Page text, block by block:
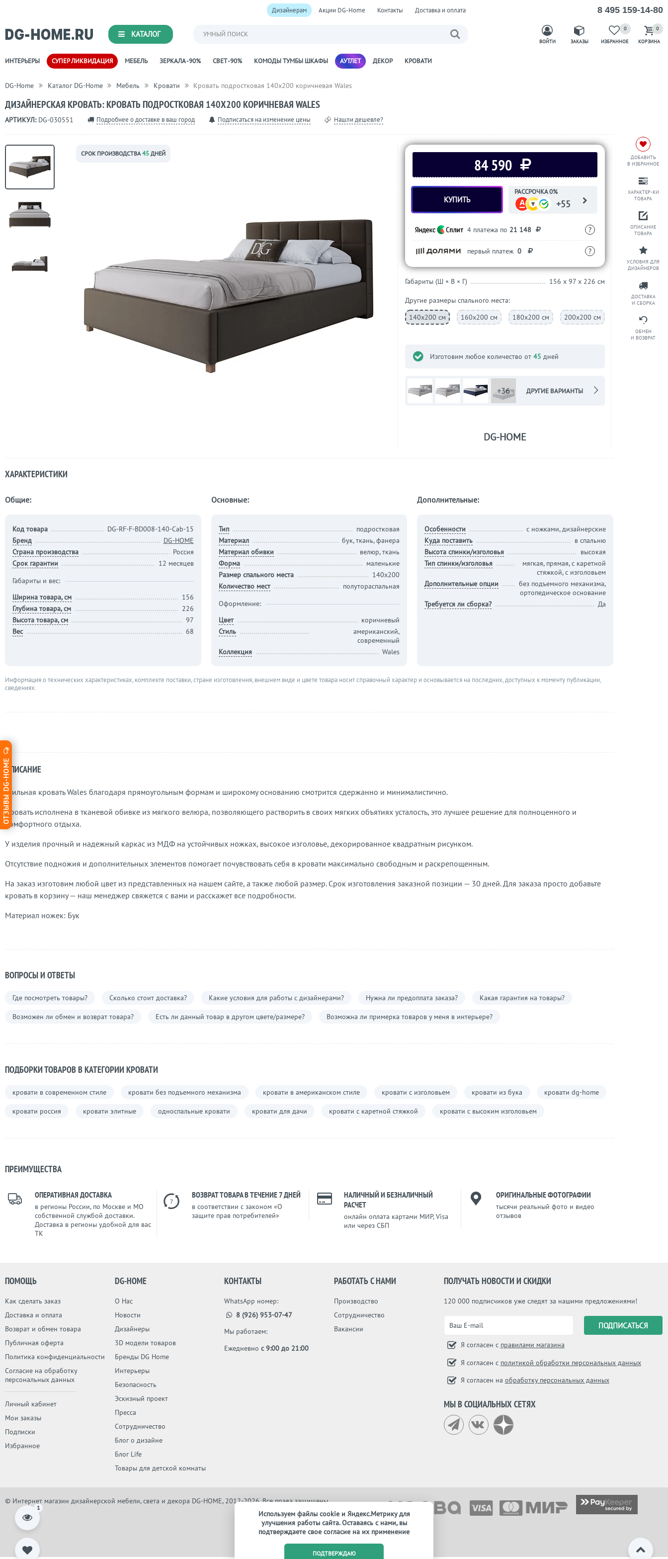
ОТЗЫВЫ DG-HOME
Дизайнерам Акции DG-Home Контакты Доставка и оплата 8 495 159-14-80
КАТАЛОГ УМНЫЙ ПОИСК
ВОЙТИ ЗАКАЗЫ ИЗБРАННОЕ
0
КОРЗИНА
0
ИНТЕРЬЕРЫ СУПЕР ЛИКВИДАЦИЯ МЕБЕЛЬ ЗЕРКАЛА -90% СВЕТ -90% КОМОДЫ ТУМБЫ ШКАФЫ АУТЛЕТ ДЕКОР КРОВАТИ
DG-Home Каталог DG-Home Мебель Кровати Кровать подростковая 140х200 коричневая Wales
ДИЗАЙНЕРСКАЯ КРОВАТЬ: КРОВАТЬ ПОДРОСТКОВАЯ 140Х200 КОРИЧНЕВАЯ WALES
АРТИКУЛ: DG-030551 Подробнее о доставке в ваш город Подписаться на изменение цены Нашли дешевле?
СРОК ПРОИЗВОДСТВА45 ДНЕЙ
ДОБАВИТЬ
В ИЗБРАННОЕ
ХАРАКТЕР-КИ
ТОВАРА
ОПИСАНИЕ
ТОВАРА
УСЛОВИЯ ДЛЯ
ДИЗАЙНЕРОВ
ДОСТАВКА
И СБОРКА
ОБМЕН
И ВОЗВРАТ
84 590
КУПИТЬ
РАССРОЧКА 0%
+55
4 платежа по 21 148 ?
первый платеж 0 ?
Габариты (Ш × В × Г) 156 x 97 x 226 см
Другие размеры спального места:
140х200 см
160х200 см 180х200 см 200х200 см
Изготовим любое количество от 45 дней
+36 ДРУГИЕ ВАРИАНТЫ
DG-HOME
ОПИСАНИЕ
Стильная кровать Wales благодаря прямоугольным формам и широкому основанию смотрится сдержанно и минималистично.
Кровать исполнена в тканевой обивке из мягкого велюра, позволяющего растворить в своих мягких объятиях усталость, это лучшее решение для полноценного и
комфортного отдыха.
У изделия прочный и надежный каркас из МДФ на устойчивых ножках, высокое изголовье, декорированное квадратным рисунком.
Отсутствие подножия и дополнительных элементов помогает почувствовать себя в кровати максимально свободным и раскрепощенным.
На заказ изготовим любой цвет из представленных на нашем сайте, а также любой размер. Срок изготовления заказной позиции — 30 дней. Для заказа просто добавьте
кровать в корзину — наш менеджер свяжется с вами и расскажет все подробности.
Материал ножек: Бук
ВОПРОСЫ И ОТВЕТЫ
Где посмотреть товары? Сколько стоит доставка? Какие условия для работы с дизайнерами? Нужна ли предоплата заказа? Какая гарантия на товары?
Возможен ли обмен и возврат товара? Есть ли данный товар в другом цвете/размере? Возможна ли примерка товаров у меня в интерьере?
ПОДБОРКИ ТОВАРОВ В КАТЕГОРИИ КРОВАТИ
кровати в современном стиле кровати без подъемного механизма кровати в американском стиле кровати с изголовьем кровати из бука кровати dg-home
кровати россия кровати элитные односпальные кровати кровати для дачи кровати с каретной стяжкой кровати с высоким изголовьем
ПРЕИМУЩЕСТВА
ОПЕРАТИВНАЯ ДОСТАВКА
в регионы России, по Москве и МО
собственной службой доставки.
Доставка в регионы удобной для вас
ТК
7
ВОЗВРАТ ТОВАРА В ТЕЧЕНИЕ 7 ДНЕЙ
в соответствии с законом «О
защите прав потребителей»
НАЛИЧНЫЙ И БЕЗНАЛИЧНЫЙ
РАСЧЕТ
онлайн оплата картами МИР, Visa
или через СБП
ОРИГИНАЛЬНЫЕ ФОТОГРАФИИ
тысячи реальный фото и видео
отзывов
ХАРАКТЕРИСТИКИ
Общие:
Код товара
DG-RF-F-BD008-140-Cab-15
Бренд
DG-HOME
Страна производства
Россия
Срок гарантии
12 месяцев
Габариты и вес:
Ширина товара, см
156
Глубина товара, см
226
Высота товара, см
97
Вес
68
Основные:
Тип
подростковая
Материал
бук, ткань, фанера
Материал обивки
велюр, ткань
Форма
маленькие
Размер спального места
140х200
Количество мест
полутораспальная
Оформление:
Цвет
коричневый
Стиль
американский,
современный
Коллекция
Wales
Дополнительные:
Особенности
с ножками, дизайнерские
Куда поставить
в спальню
Высота спинки/изголовья
высокая
Тип спинки/изголовья
мягкая, прямая, с каретной
стяжкой, с изголовьем
Дополнительные опции
без подъемного механизма,
ортопедическое основание
Требуется ли сборка?
Да
Информация о технических характеристиках, комплекте поставки, стране изготовления, внешнем виде и цвете товара носит справочный характер и основывается на последних, доступных к моменту публикации,
сведениях.
ПОЛУЧАТЬ НОВОСТИ И СКИДКИ
120 000 подписчиков уже следят за нашими предложениями!
Я согласен с правилами магазина
Я согласен с политикой обработки персональных данных
Я согласен на обработку персональных данных
МЫ В СОЦИАЛЬНЫХ СЕТЯХ
ПОМОЩЬ
Как сделать заказ
Доставка и оплата
Возврат и обмен товара
Публичная оферта
Политика конфиденциальности
Согласие на обработку
персональных данных
Личный кабинет
Мои заказы
Подписки
Избранное
DG-HOME
О Нас
Новости
Дизайнеры
3D модели товаров
Бренды DG Home
Интерьеры
Безопасность
Эскизный проект
Пресса
Сотрудничество
Блог о дизайне
Блог Life
Товары для детской комнаты
КОНТАКТЫ
WhatsApp номер:
8 (926) 953-07-47
Мы работаем:
Ежедневнос 9:00 до 21:00
РАБОТАТЬ С НАМИ
Производство
Сотрудничество
Вакансии
© Интернет магазин дизайнерской мебели, света и декора DG-HOME, 2012-2026. Все права защищены
1
Используем файлы cookie и Яндекс.Метрику для
улучшения работы сайта. Оставаясь с нами, вы
подтверждаете свое согласие на их применение
ПОДТВЕРЖДАЮ